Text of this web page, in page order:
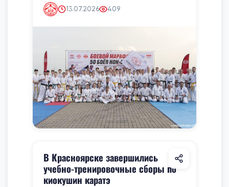
13.07.2026 409
В Красноярске завершились
учебно-тренировочные сборы по
киокушин каратэ